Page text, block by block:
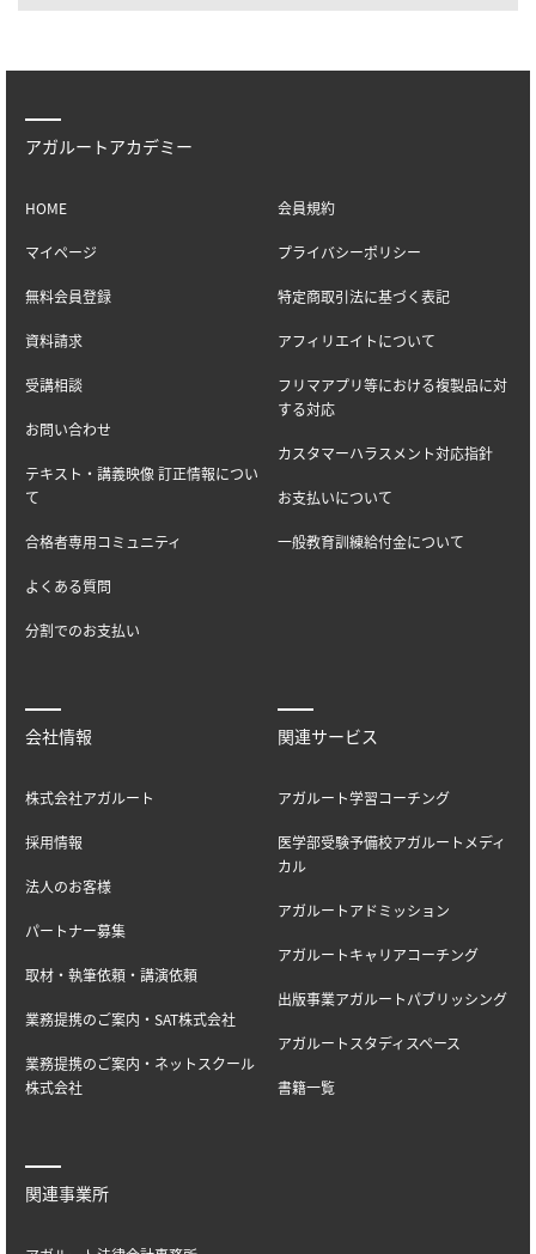
アガルートアカデミー
HOME
マイページ
無料会員登録
資料請求
受講相談
お問い合わせ
テキスト・講義映像 訂正情報につい
て
合格者専用コミュニティ
よくある質問
分割でのお支払い
会員規約
プライバシーポリシー
特定商取引法に基づく表記
アフィリエイトについて
フリマアプリ等における複製品に対
する対応
カスタマーハラスメント対応指針
お支払いについて
一般教育訓練給付金について
会社情報
株式会社アガルート
採用情報
法人のお客様
パートナー募集
取材・執筆依頼・講演依頼
業務提携のご案内・SAT株式会社
業務提携のご案内・ネットスクール
株式会社
関連サービス
アガルート学習コーチング
医学部受験予備校アガルートメディ
カル
アガルートアドミッション
アガルートキャリアコーチング
出版事業アガルートパブリッシング
アガルートスタディスペース
書籍一覧
関連事業所